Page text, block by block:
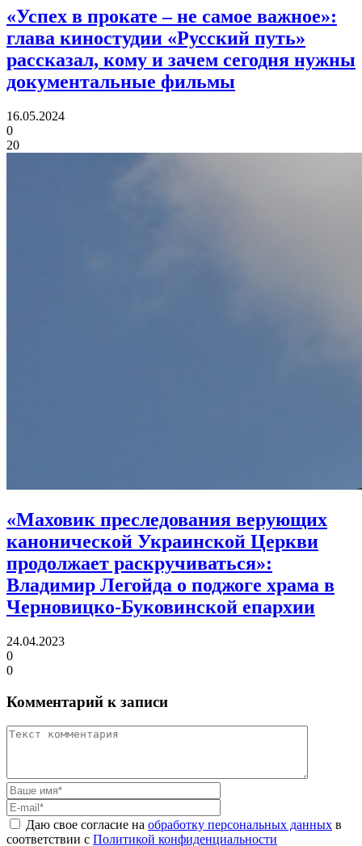
«Успех в прокате – не самое важное»:
глава киностудии «Русский путь»
рассказал, кому и зачем сегодня нужны
документальные фильмы
16.05.2024
0
20
«Маховик преследования верующих
канонической Украинской Церкви
продолжает раскручиваться»:
Владимир Легойда о поджоге храма в
Черновицко-Буковинской епархии
24.04.2023
0
0
Комментарий к записи
Даю свое согласие на обработку персональных данных в
соответствии с Политикой конфиденциальности